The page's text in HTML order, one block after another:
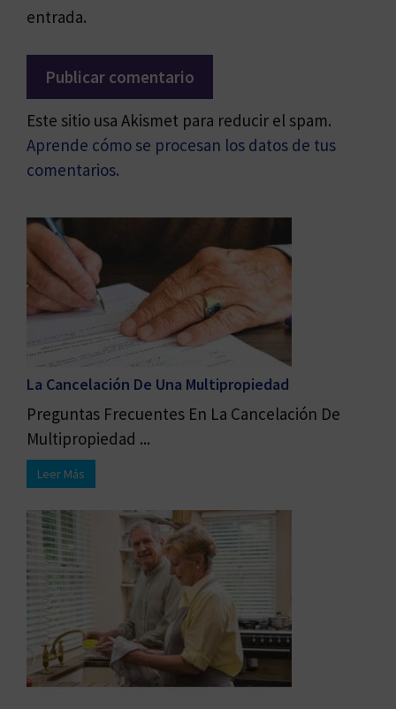
entrada.
Este sitio usa Akismet para reducir el spam.
Aprende cómo se procesan los datos de tus
comentarios.
La Cancelación De Una Multipropiedad
Preguntas Frecuentes En La Cancelación De
Multipropiedad ...
Leer Más